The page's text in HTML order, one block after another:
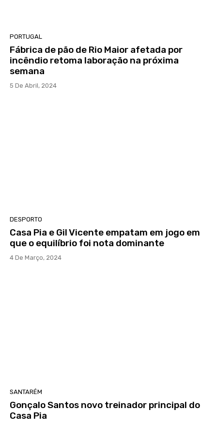
PORTUGAL
Fábrica de pão de Rio Maior afetada por
incêndio retoma laboração na próxima
semana
5 De Abril, 2024
DESPORTO
Casa Pia e Gil Vicente empatam em jogo em
que o equilíbrio foi nota dominante
4 De Março, 2024
SANTARÉM
Gonçalo Santos novo treinador principal do
Casa Pia